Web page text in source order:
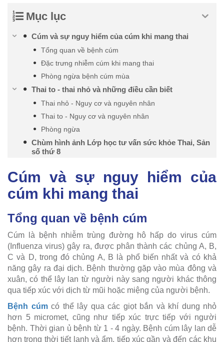
Mục lục
Cúm và sự nguy hiểm của cúm khi mang thai
Tổng quan về bệnh cúm
Đặc trưng nhiễm cúm khi mang thai
Phòng ngừa bệnh cúm mùa
Thai to - thai nhỏ và những điều cần biết
Thai nhỏ - Nguy cơ và nguyên nhân
Thai to - Nguy cơ và nguyên nhân
Phòng ngừa
Chùm hình ảnh Lớp học tư vấn sức khỏe Thai, Sản
số thứ 8
Cúm và sự nguy hiểm của
cúm khi mang thai
Tổng quan về bệnh cúm
Cúm là bệnh nhiễm trùng đường hô hấp do virus cúm
(Influenza virus) gây ra, được phân thành các chủng A, B,
C và D, trong đó chủng A, B là phổ biến nhất và có khả
năng gây ra đại dịch. Bệnh thường gặp vào mùa đông và
xuân, có thể lây lan từ người này sang người khác thông
qua tiếp xúc với dịch từ mũi hoặc miệng của người bệnh.
Bệnh cúmcó thể lây qua các giọt bắn và khí dung nhỏ
hơn 5 micromet, cũng như tiếp xúc trực tiếp với người
bệnh. Thời gian ủ bệnh từ 1 - 4 ngày. Bệnh cúm lây lan dễ
hơn trong thời tiết lạnh và ẩm, tiếp xúc gần và đến các khu